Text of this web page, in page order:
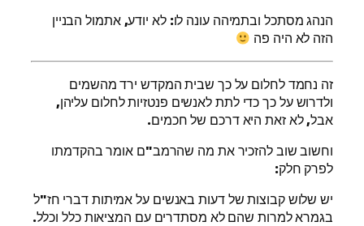
הנהג מסתכל ובתמיהה עונה לו: לא יודע, אתמול הבניין
הזה לא היה פה
זה נחמד לחלום על כך שבית המקדש ירד מהשמים
ולדרוש על כך כדי לתת לאנשים פנטזיות לחלום עליהן,
אבל, לא זאת היא דרכם של חכמים.
וחשוב שוב להזכיר את מה שהרמב"ם אומר בהקדמתו
לפרק חלק:
יש שלוש קבוצות של דעות באנשים על אמיתות דברי חז"ל
בגמרא למרות שהם לא מסתדרים עם המציאות כלל וכלל.